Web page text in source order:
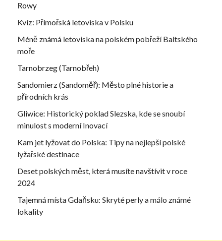
Rowy
Kvíz: Přímořská letoviska v Polsku
Méně známá letoviska na polském pobřeží Baltského
moře
Tarnobrzeg (Tarnobřeh)
Sandomierz (Sandoměř): Město plné historie a
přírodních krás
Gliwice: Historický poklad Slezska, kde se snoubí
minulost s moderní Inovací
Kam jet lyžovat do Polska: Tipy na nejlepší polské
lyžařské destinace
Deset polských měst, která musíte navštívit v roce
2024
Tajemná místa Gdaňsku: Skryté perly a málo známé
lokality